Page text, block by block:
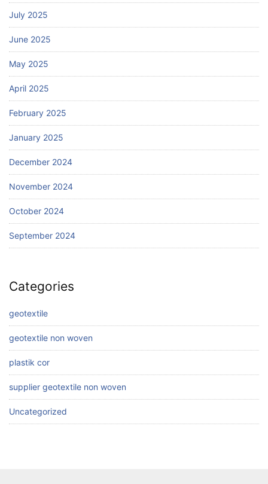
July 2025
June 2025
May 2025
April 2025
February 2025
January 2025
December 2024
November 2024
October 2024
September 2024
Categories
geotextile
geotextile non woven
plastik cor
supplier geotextile non woven
Uncategorized